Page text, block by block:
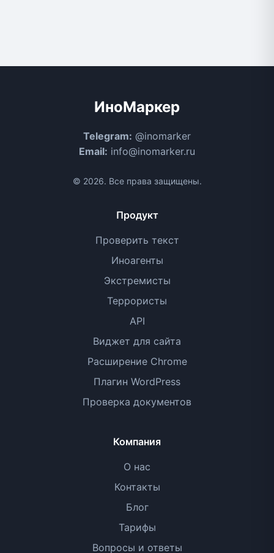
ИноМаркер
Telegram: @inomarker
Email: info@inomarker.ru
© 2026. Все права защищены.
Продукт
Проверить текст
Иноагенты
Экстремисты
Террористы
API
Виджет для сайта
Расширение Chrome
Плагин WordPress
Проверка документов
Компания
О нас
Контакты
Блог
Тарифы
Вопросы и ответы